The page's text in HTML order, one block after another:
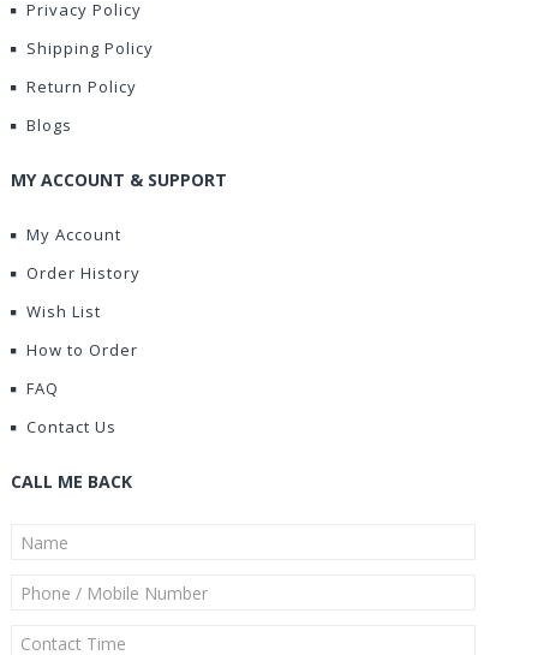
Privacy Policy
Shipping Policy
Return Policy
Blogs
MY ACCOUNT & SUPPORT
My Account
Order History
Wish List
How to Order
FAQ
Contact Us
CALL ME BACK